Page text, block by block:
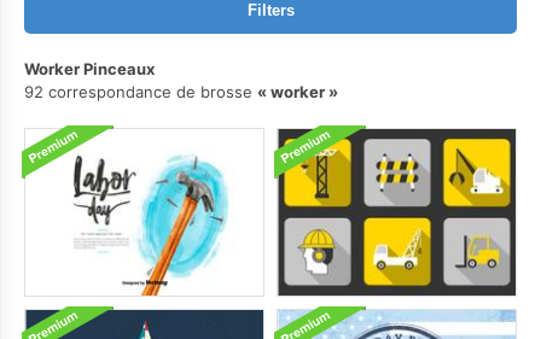
Filters
Worker Pinceaux
92 correspondance de brosse
worker